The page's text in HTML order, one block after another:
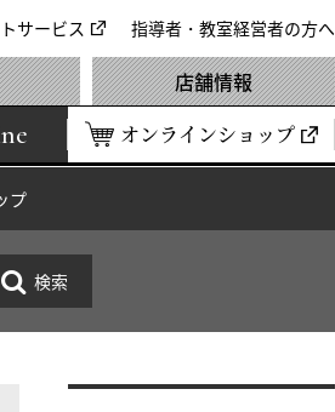
サービス 指導者・教室経営者の方へ
オンラインショップ
店舗情報
プ